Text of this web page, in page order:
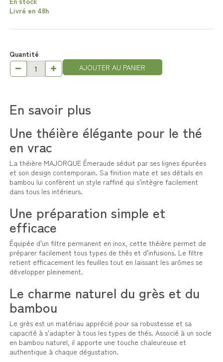
Livré en 48h
Quantité
AJOUTER AU PANIER
En savoir plus
Une théière élégante pour le thé
en vrac
La théière MAJORQUE Émeraude séduit par ses lignes épurées
et son design contemporain. Sa finition mate et ses détails en
bambou lui confèrent un style raffiné qui s'intègre facilement
dans tous les intérieurs.
Une préparation simple et
efficace
Équipée d'un filtre permanent en inox, cette théière permet de
préparer facilement tous types de thés et d'infusions. Le filtre
retient efficacement les feuilles tout en laissant les arômes se
développer pleinement.
Le charme naturel du grès et du
bambou
Le grès est un matériau apprécié pour sa robustesse et sa
capacité à s'adapter à tous les types de thés. Associé à un socle
en bambou naturel, il apporte une touche chaleureuse et
authentique à chaque dégustation.